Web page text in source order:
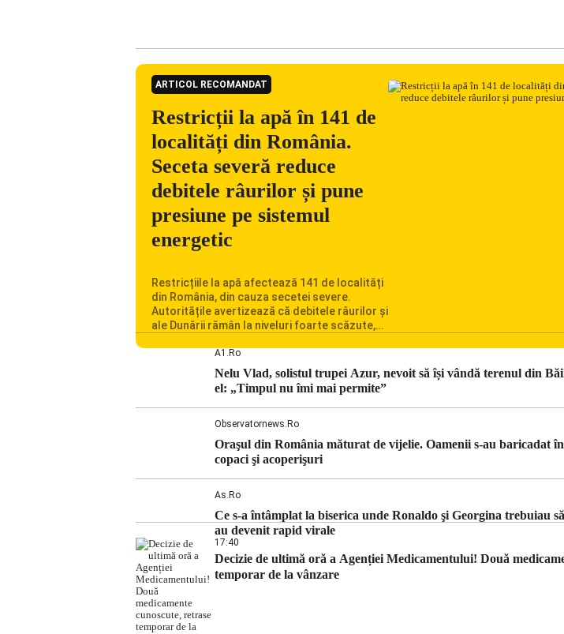
ARTICOL RECOMANDAT
Restricții la apă în 141 de
localități din România.
Seceta severă reduce
debitele râurilor și pune
presiune pe sistemul
energetic
Restricțiile la apă afectează 141 de localități
din România, din cauza secetei severe.
Autoritățile avertizează că debitele râurilor și
ale Dunării rămân la niveluri foarte scăzute,
Centralei Nucleare de la Cernavodă. România
se confruntă cu una dintre cele mai dificile
perioade din punct de vedere hidrologic din
ultimii ani. Lipsa […]
A1.ro
Nelu Vlad, solistul trupei Azur, nevoit să își vândă terenul din
el: „Timpul nu îmi mai permite”
Observatornews.ro
Oraşul din România măturat de vijelie. Oamenii s-au baricadat
copaci şi acoperişuri
As.ro
Ce s-a întâmplat la biserica unde Ronaldo şi Georgina trebuiau
au devenit rapid virale
17:40
Decizie de ultimă oră a Agenției Medicamentului! Două
temporar de la vânzare